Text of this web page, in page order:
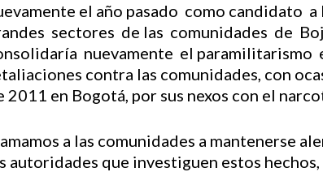
el año pasado como candidato
sectores de las comunidades de
nuevamente el paramilitarismo
contra las comunidades, con
2011 en Bogotá, por sus nexos con el
a las comunidades a mantenerse
autoridades que investiguen estos